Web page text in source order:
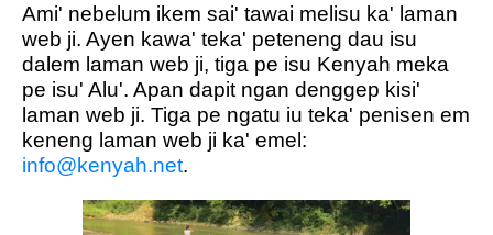
Ami' nebelum ikem sai' tawai melisu ka' laman
web ji. Ayen kawa' teka' peteneng dau isu
dalem laman web ji, tiga pe isu Kenyah meka
pe isu' Alu'. Apan dapit ngan denggep kisi'
laman web ji. Tiga pe ngatu iu teka' penisen em
keneng laman web ji ka' emel:
info@kenyah.net.